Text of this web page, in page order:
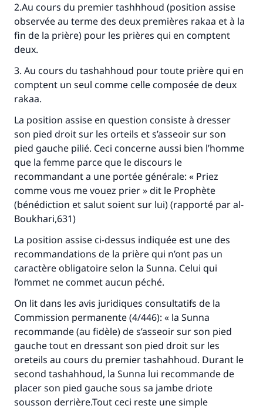
2.Au cours du premiertashhhoud (position assise
observée au terme des deux premières rakaa et à la
fin de la prière) pour les prières qui en comptent
deux.
3. Au cours du tashahhoud pour toute prière qui en
comptent un seul comme celle composée de deux
rakaa.
La position assise en question consiste à dresser
son pied droit sur les orteils et s’asseoir sur son
pied gauche pilié. Ceci concerne aussi bien l’homme
que la femme parce que le discours le
recommandant a une portée générale: « Priez
comme vous me vouez prier » dit le Prophète
(bénédiction et salut soient sur lui) (rapporté par al-
Boukhari,631)
La position assise ci-dessus indiquée est une des
recommandations de la prière qui n’ont pas un
caractère obligatoire selon la Sunna. Celui qui
l’ommet ne commet aucun péché.
On lit dans les avis juridiques consultatifs de la
Commission permanente (4/446): « la Sunna
recommande (au fidèle) de s’asseoir sur son pied
gauche tout en dressant son pied droit sur les
oreteils au cours du premiertashahhoud. Durant le
second tashahhoud, la Sunna lui recommande de
placer son pied gauche sous sa jambe driote
sousson derrière.Tout ceci reste une simple
Faites une différence dans la vie de
millions de personnes grâce à votre
contribution
Aidez nous à apporter des réponses.